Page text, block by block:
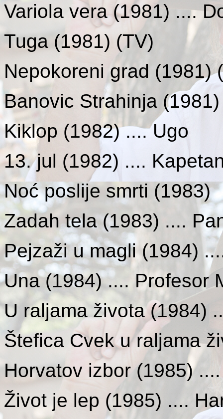
Variola vera (1981) ....
Tuga (1981) (TV)
Nepokoreni grad (1981)
Banovic Strahinja
Kiklop (1982) .... Ugo
13. jul (1982) ....
Noć poslije smrti (1983)
Zadah tela (1983) ....
Pejzaži u magli (1984)
Una (1984) .... Profesor
U raljama života (1984)
Štefica Cvek u raljama
Horvatov izbor (1985)
Život je lep (1985) ....